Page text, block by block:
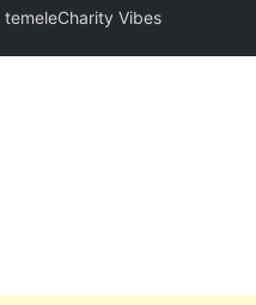
temeleCharity Vibes